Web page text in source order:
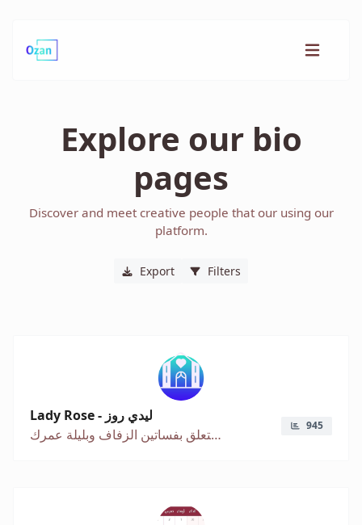
Explore our bio
pages
Discover and meet creative people that our using our
platform.
Export Filters
Lady Rose - ليدي روز
في تعز كل ما يتعلق بفساتين الزفاف وبليلة عمرك
945